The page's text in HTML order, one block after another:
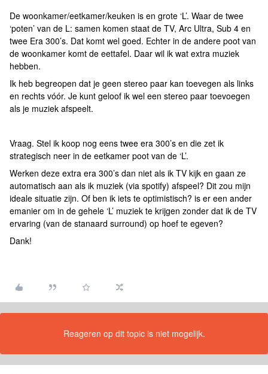
De woonkamer/eetkamer/keuken is en grote ‘L’. Waar de twee
‘poten’ van de L: samen komen staat de TV, Arc Ultra, Sub 4 en
twee Era 300’s. Dat komt wel goed. Echter in de andere poot van
de woonkamer komt de eettafel. Daar wil ik wat extra muziek
hebben.
Ik heb begreopen dat je geen stereo paar kan toevegen als links
en rechts vóór. Je kunt geloof ik wel een stereo paar toevoegen
als je muziek afspeelt.
Vraag. Stel ik koop nog eens twee era 300’s en die zet ik
strategisch neer in de eetkamer poot van de ‘L’.
Werken deze extra era 300’s dan niet als ik TV kijk en gaan ze
automatisch aan als ik muziek (via spotify) afspeel? Dit zou mijn
ideale situatie zijn. Of ben ik iets te optimistisch? is er een ander
emanier om in de gehele ‘L’ muziek te krijgen zonder dat ik de TV
ervaring (van de stanaard surround) op hoef te egeven?
Dank!
Reageren op dit topic is niet mogelijk.